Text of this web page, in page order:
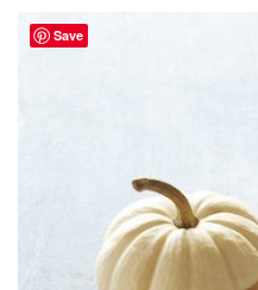
Save